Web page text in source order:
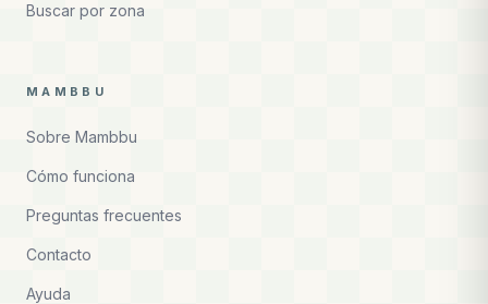
Buscar por zona
MAMBBU
Sobre Mambbu
Cómo funciona
Preguntas frecuentes
Contacto
Ayuda